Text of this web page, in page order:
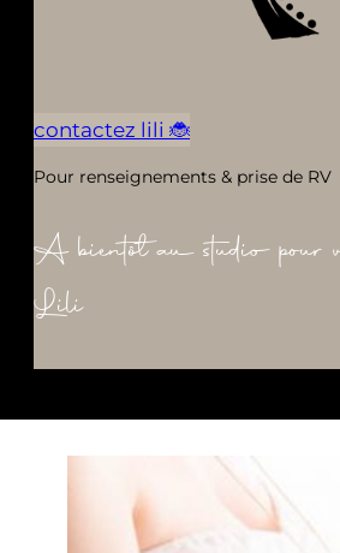
contactez lili 🐞
Pour renseignements & prise de RV
A bientôt au studio pour
Lili